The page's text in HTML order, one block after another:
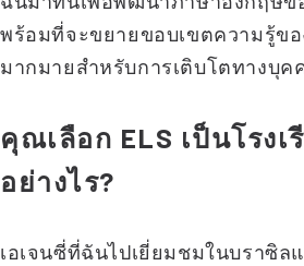
พร้อมที่จะขยายขอบเขตความรู้ขอ
มากมายสำหรับการเติบโตทางบุค
คุณเลือก ELS เป็นโรง
อย่างไร?
เอเจนซี่ที่ฉันไปเยี่ยมชมในบราซิล